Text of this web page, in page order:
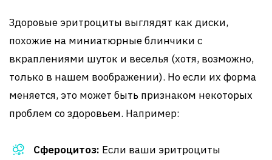
Здоровые эритроциты выглядят как диски,
похожие на миниатюрные блинчики с
вкраплениями шуток и веселья (хотя, возможно,
только в нашем воображении). Но если их форма
меняется, это может быть признаком некоторых
проблем со здоровьем. Например:
Сфероцитоз: Если ваши эритроциты